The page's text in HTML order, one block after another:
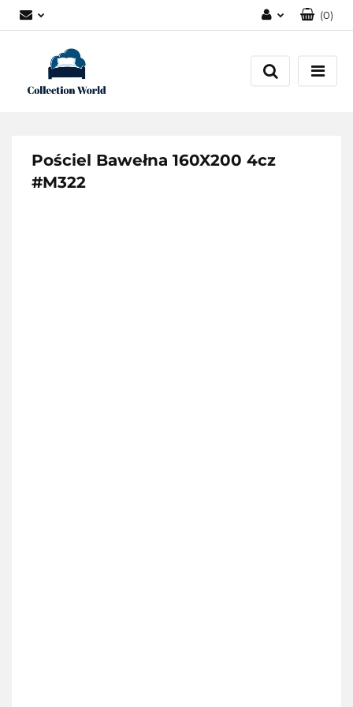
Zarejestruj się
(0)
Pościel Bawełna 160X200 4cz
#M322